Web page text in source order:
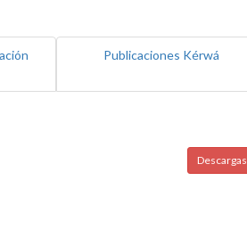
Publicaciones Kérwá
Descargas